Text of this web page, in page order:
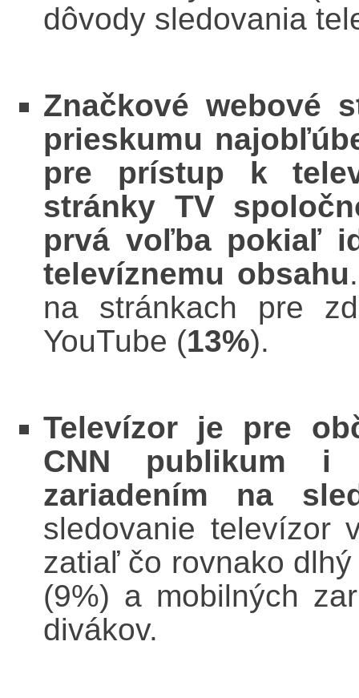
dôvody sledovania
Značkové webové
prieskumu
pre prístup k
stránky TV
prvá voľba pokiaľ
televíznemu obsahu
na stránkach pre
YouTube (13%).
Televízor je pre
CNN publikum i
zariadením na
sledovanie televízor
zatiaľ čo rovnako
(9%) a mobilných
divákov.